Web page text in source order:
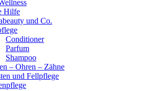
Hilfe
und Co.
Conditioner
Parfum
Shampoo
– Ohren – Zähne
und Fellpflege